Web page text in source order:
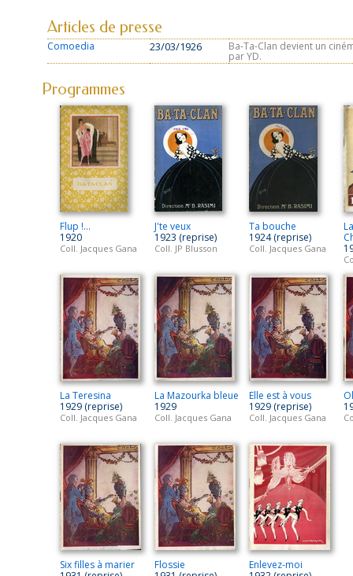
Articles de presse
Comoedia 23/03/1926 Ba-Ta-Clan devient un
par YD.
Programmes
Flup !...
1920
Coll. Jacques Gana
J'te veux
1923 (reprise)
Coll. JP Blusson
Ta bouche
1924 (reprise)
Coll. Jacques Gana
La Teresina
1929 (reprise)
Coll. Jacques Gana
La Mazourka bleue
1929
Coll. Jacques Gana
Elle est à vous
1929 (reprise)
Coll. Jacques Gana
Six filles à marier
Flossie
Enlevez-moi